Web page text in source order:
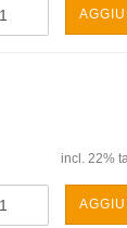
incl. 22%